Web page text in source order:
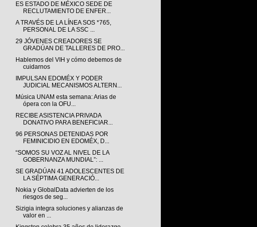
ES ESTADO DE MÉXICO SEDE DE
RECLUTAMIENTO DE ENFER...
A TRAVÉS DE LA LÍNEA SOS *765,
PERSONAL DE LA SSC ...
29 JÓVENES CREADORES SE
GRADÚAN DE TALLERES DE PRO...
Hablemos del VIH y cómo debemos de
cuidarnos
IMPULSAN EDOMÉX Y PODER
JUDICIAL MECANISMOS ALTERN...
Música UNAM esta semana: Arias de
ópera con la OFU...
RECIBE ASISTENCIA PRIVADA
DONATIVO PARA BENEFICIAR...
96 PERSONAS DETENIDAS POR
FEMINICIDIO EN EDOMÉX, D...
“SOMOS SU VOZ AL NIVEL DE LA
GOBERNANZA MUNDIAL”: ...
SE GRADÚAN 41 ADOLESCENTES DE
LA SÉPTIMA GENERACIÓ...
Nokia y GlobalData advierten de los
riesgos de seg...
Sizigia integra soluciones y alianzas de
valor en ...